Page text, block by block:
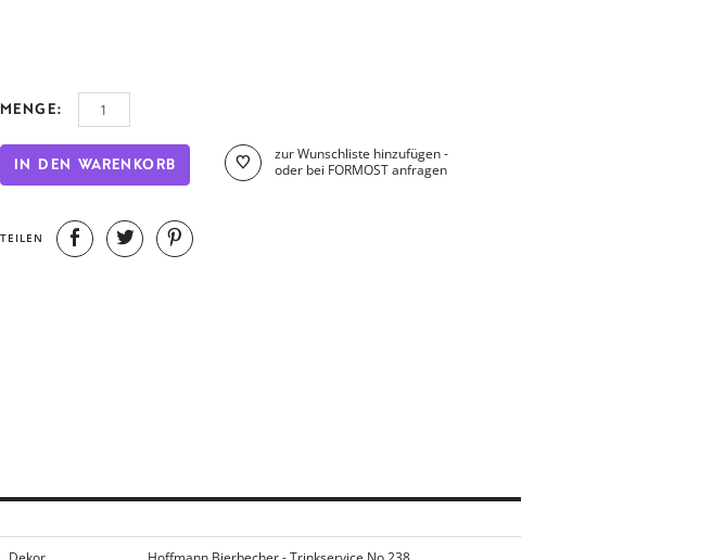
MENGE:
IN DEN WARENKORB
zur Wunschliste hinzufügen -
oder bei FORMOST anfragen
TEILEN